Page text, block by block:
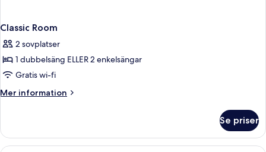
Classic Room
2 sovplatser
1 dubbelsäng ELLER 2 enkelsängar
Gratis wi-fi
Mer information
Mer
Room
Se priser